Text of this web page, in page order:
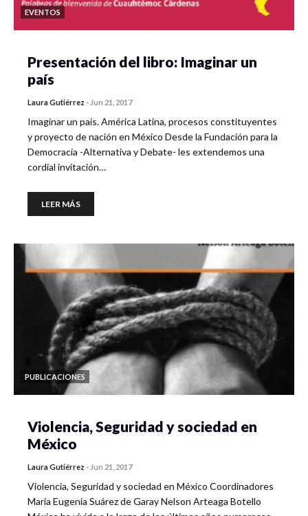
EVENTOS
Presentación del libro: Imaginar un
país
Laura Gutiérrez - Jun 21, 2017
Imaginar un país. América Latina, procesos constituyentes
y proyecto de nación en México Desde la Fundación para la
Democracia -Alternativa y Debate- les extendemos una
cordial invitación…
LEER MÁS
PUBLICACIONES
Violencia, Seguridad y sociedad en
México
Laura Gutiérrez - Jun 21, 2017
Violencia, Seguridad y sociedad en México Coordinadores
Maria Eugenia Suárez de Garay Nelson Arteaga Botello